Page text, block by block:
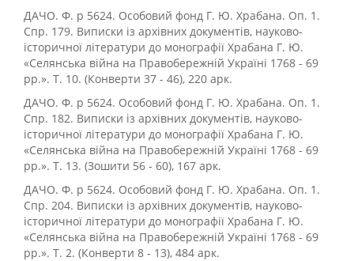
ДАЧО. Ф. р 5624. Особовий фонд Г. Ю. Храбана. Оп. 1.
Спр. 179. Виписки із архівних документів, науково-
історичної літератури до монографії Храбана Г. Ю.
«Селянська війна на Правобережній Україні 1768 - 69
рр.». Т. 10. (Конверти 37 - 46), 220 арк.
ДАЧО. Ф. р 5624. Особовий фонд Г. Ю. Храбана. Оп. 1.
Спр. 182. Виписки із архівних документів, науково-
історичної літератури до монографії Храбана Г. Ю.
«Селянська війна на Правобережній Україні 1768 - 69
рр.». Т. 13. (Зошити 56 - 60), 167 арк.
ДАЧО. Ф. р 5624. Особовий фонд Г. Ю. Храбана. Оп. 1.
Спр. 204. Виписки із архівних документів, науково-
історичної літератури до монографії Храбана Г. Ю.
«Селянська війна на Правобережній Україні 1768 - 69
рр.». Т. 2. (Конверти 8 - 13), 484 арк.